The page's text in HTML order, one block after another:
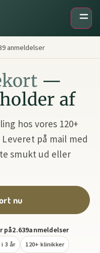
anmeldelser
—
af
hos vores 120+
på mail med
smukt ud eller
på2.639anmeldelser
3 år 120+ klinikker
nu